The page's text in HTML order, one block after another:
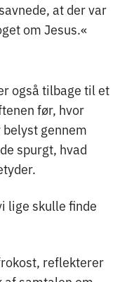
at der var
om Jesus.«
også tilbage til et
før, hvor
gennem
spurgt, hvad
lige skulle finde
reflekterer